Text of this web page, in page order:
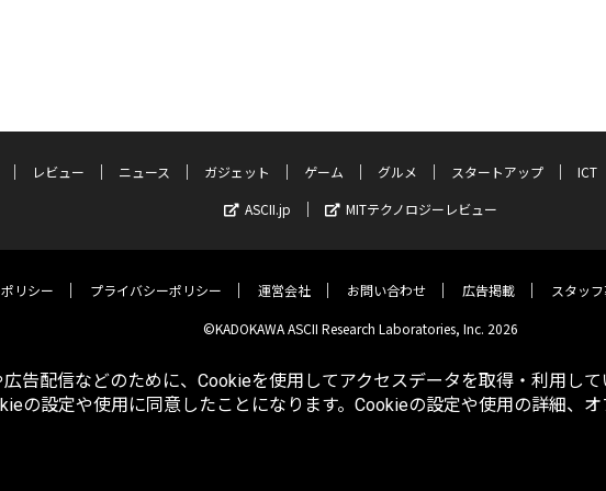
レビュー ニュース ガジェット ゲーム グルメ スタートアップ
ICT
ASCII.jp
MITテクノロジーレビュー
リシー プライバシーポリシー 運営会社 お問い合わせ 広告掲載 スタッ
©KADOKAWA ASCII Research Laboratories, Inc. 2026
告配信などのために、Cookieを使用してアクセスデータを取得・利用して
の設定や使用に同意したことになります。Cookieの設定や使用の詳細、